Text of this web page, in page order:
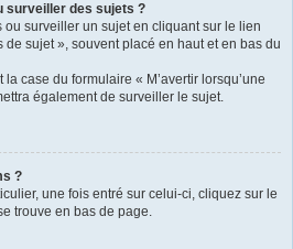
surveiller des sujets ?
surveiller un sujet en cliquant sur le lien
sujet », souvent placé en haut et en bas du
case du formulaire « M’avertir lorsqu’une
également de surveiller le sujet.
?
une fois entré sur celui-ci, cliquez sur le
trouve en bas de page.